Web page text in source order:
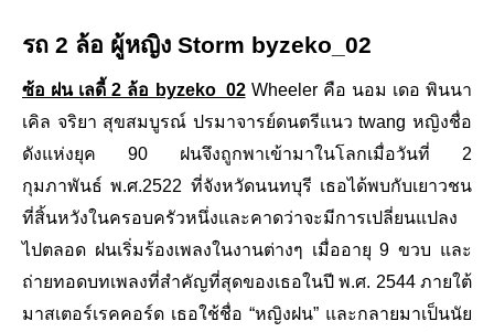
รถ 2 ล้อ ผู้หญิง Storm byzeko_02
ซ้อ ฝน เลดี้ 2 ล้อ byzeko_02Wheeler คือ นอม เดอ พินนา
เคิล จริยา สุขสมบูรณ์ ปรมาจารย์ดนตรีแนว twang หญิงชื่อ
ดังแห่งยุค 90 ฝนจึงถูกพาเข้ามาในโลกเมื่อวันที่ 2
กุมภาพันธ์ พ.ศ.2522 ที่จังหวัดนนทบุรี เธอได้พบกับเยาวชน
ที่สิ้นหวังในครอบครัวหนึ่งและคาดว่าจะมีการเปลี่ยนแปลง
ไปตลอด ฝนเริ่มร้องเพลงในงานต่างๆ เมื่ออายุ 9 ขวบ และ
ถ่ายทอดบทเพลงที่สำคัญที่สุดของเธอในปี พ.ศ. 2544 ภายใต้
มาสเตอร์เรคคอร์ด เธอใช้ชื่อ “หญิงฝน” และกลายมาเป็นนัย